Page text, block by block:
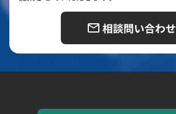
相談問い合わせ